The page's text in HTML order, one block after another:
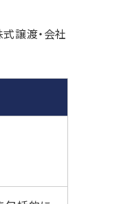
譲渡・会社